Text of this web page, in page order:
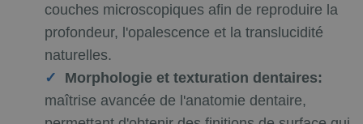
couches microscopiques afin de reproduire la
profondeur, l'opalescence et la translucidité
naturelles.
Morphologie et texturation dentaires:
maîtrise avancée de l'anatomie dentaire,